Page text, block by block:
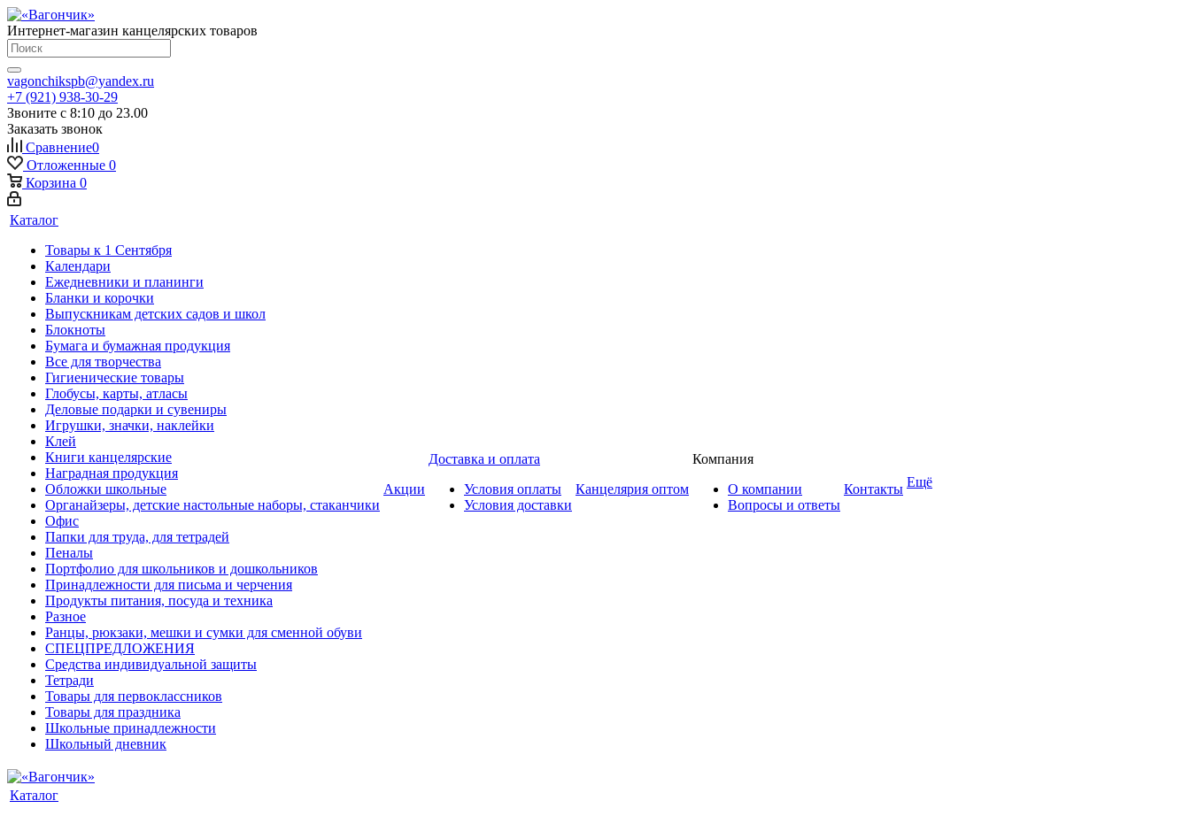
Интернет-магазин канцелярских товаров
vagonchikspb@yandex.ru
+7 (921) 938-30-29
Звоните с 8:10 до 23.00
Заказать звонок
Сравнение0
Отложенные 0
Корзина 0
Каталог
Товары к 1 Сентября
Календари
Ежедневники и планинги
Бланки и корочки
Выпускникам детских садов и школ
Блокноты
Бумага и бумажная продукция
Все для творчества
Гигиенические товары
Глобусы, карты, атласы
Деловые подарки и сувениры
Игрушки, значки, наклейки
Клей
Книги канцелярские
Наградная продукция
Обложки школьные
Органайзеры, детские настольные наборы, стаканчики
Офис
Папки для труда, для тетрадей
Пеналы
Портфолио для школьников и дошкольников
Принадлежности для письма и черчения
Продукты питания, посуда и техника
Разное
Ранцы, рюкзаки, мешки и сумки для сменной обуви
СПЕЦПРЕДЛОЖЕНИЯ
Средства индивидуальной защиты
Тетради
Товары для первоклассников
Товары для праздника
Школьные принадлежности
Школьный дневник
Акции
Доставка и оплата
Условия оплаты
Условия доставки
Канцелярия оптом
Компания
О компании
Вопросы и ответы
Контакты Ещё
Каталог